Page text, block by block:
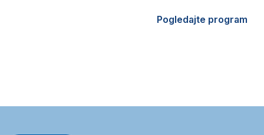
Pogledajte program